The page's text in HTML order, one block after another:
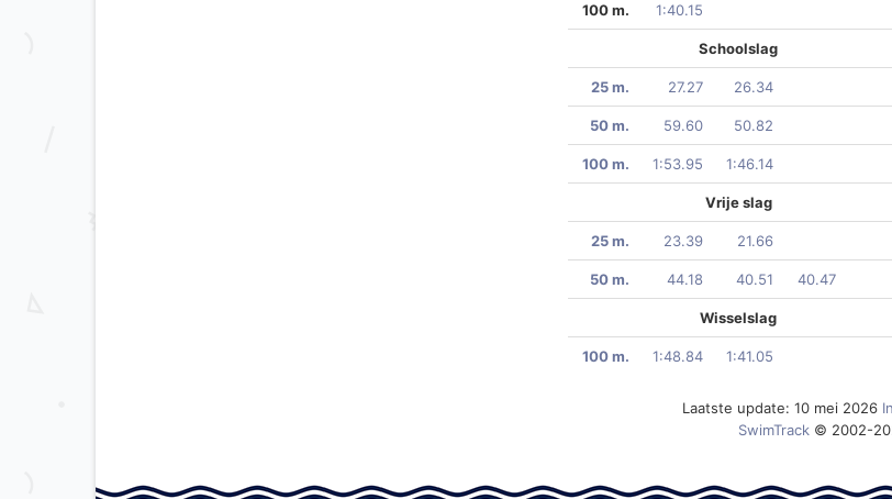
100 m. 1:40.15
Schoolslag
25 m. 27.27 26.34
50 m. 59.60 50.82
100 m. 1:53.95 1:46.14
Vrije slag
25 m. 23.39 21.66
50 m. 44.18 40.51 40.47
Wisselslag
100 m. 1:48.84 1:41.05
Laatste update: 10 mei 2026
SwimTrack © 2002-